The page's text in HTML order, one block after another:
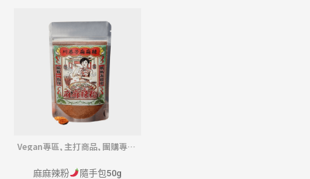
Vegan專區, 主打商品, 團購專區
宅配商品, 宅配常溫
麻麻辣粉 隨手包50g